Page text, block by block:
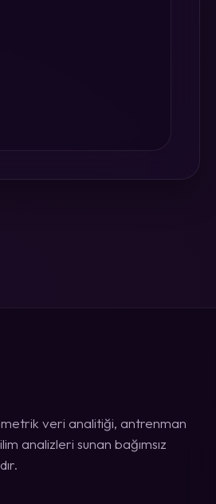
veri analitiği, antrenman
analizleri sunan bağımsız